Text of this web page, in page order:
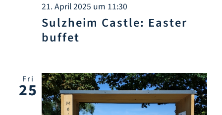
21. April 2025 um 11:30
Sulzheim Castle: Easter
buffet
Fri
25